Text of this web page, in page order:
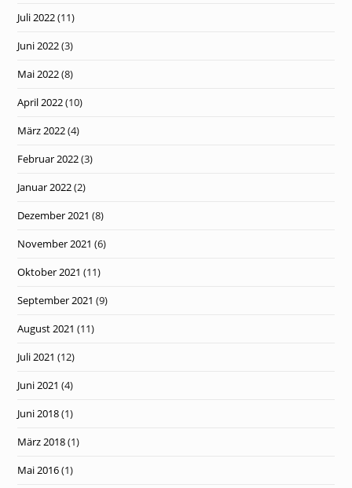
Juli 2022(11)
Juni 2022(3)
Mai 2022(8)
April 2022(10)
März 2022(4)
Februar 2022(3)
Januar 2022(2)
Dezember 2021 (8)
November 2021 (6)
Oktober 2021 (11)
September 2021 (9)
August 2021 (11)
Juli 2021 (12)
Juni 2021 (4)
Juni 2018(1)
März 2018(1)
Mai 2016(1)